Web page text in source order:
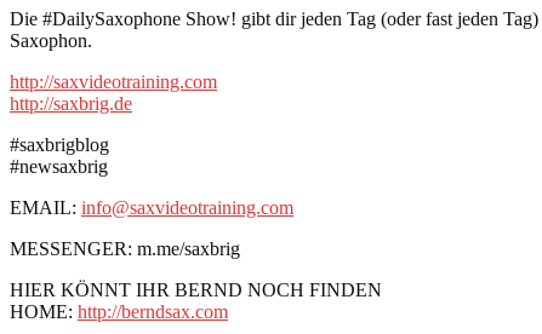
Die #DailySaxophone Show! gibt dir jeden Tag (oder fast jeden
Saxophon.
http://saxvideotraining.com
http://saxbrig.de
#saxbrigblog
#newsaxbrig
EMAIL: info@saxvideotraining.com
MESSENGER: m.me/saxbrig
HIER KÖNNT IHR BERND NOCH FINDEN
HOME: http://berndsax.com